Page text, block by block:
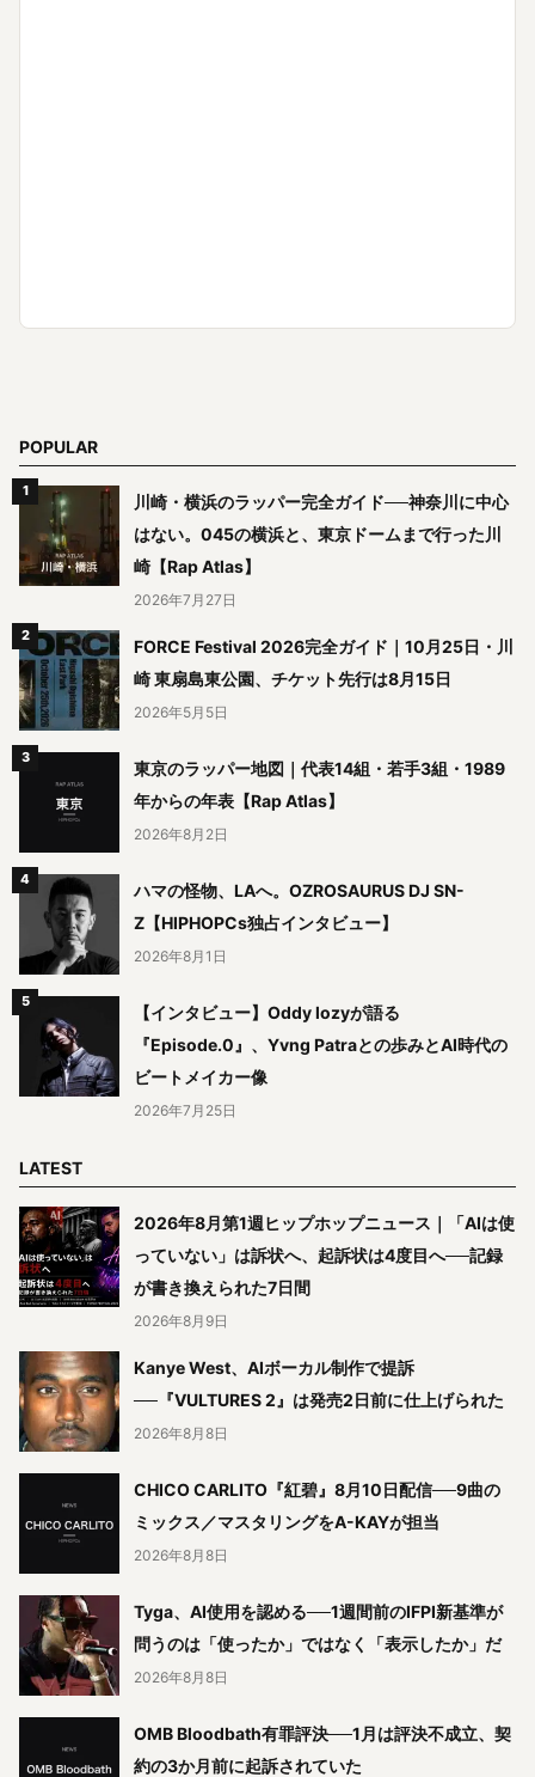
POPULAR
川崎・横浜のラッパー完全ガイド──神奈川に中心
はない。045の横浜と、東京ドームまで行った川
崎【Rap Atlas】
2026年7月27日
FORCE Festival 2026完全ガイド｜10月25日・川
崎 東扇島東公園、チケット先行は8月15日
2026年5月5日
東京のラッパー地図｜代表14組・若手3組・1989
年からの年表【Rap Atlas】
2026年8月2日
ハマの怪物、LAへ。OZROSAURUS DJ SN-
Z【HIPHOPCs独占インタビュー】
2026年8月1日
【インタビュー】Oddy lozyが語る
『Episode.0』、Yvng Patraとの歩みとAI時代の
ビートメイカー像
2026年7月25日
LATEST
2026年8月第1週ヒップホップニュース｜「AIは使
っていない」は訴状へ、起訴状は4度目へ──記録
が書き換えられた7日間
2026年8月9日
Kanye West、AIボーカル制作で提訴
──『VULTURES 2』は発売2日前に仕上げられた
2026年8月8日
CHICO CARLITO『紅碧』8月10日配信──9曲の
ミックス／マスタリングをA-KAYが担当
2026年8月8日
Tyga、AI使用を認める──1週間前のIFPI新基準が
問うのは「使ったか」ではなく「表示したか」だ
2026年8月8日
OMB Bloodbath有罪評決──1月は評決不成立、契
約の3か月前に起訴されていた